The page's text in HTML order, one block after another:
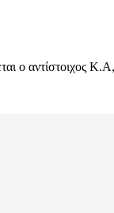
ο αντίστοιχος